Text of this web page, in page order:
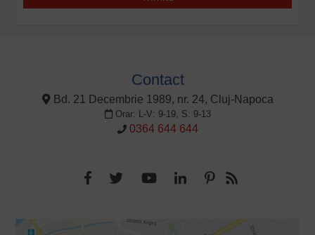
Contact
Bd. 21 Decembrie 1989, nr. 24, Cluj-Napoca
Orar: L-V: 9-19, S: 9-13
0364 644 644